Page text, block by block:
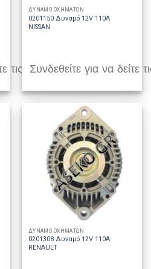
τις τιμές
ΔΥΝΑΜΟ ΟΧΗΜΑΤΩΝ
0201150 Δυναμό 12V 110A
NISSAN
Συνδεθείτε για να δείτε
ΔΥΝΑΜΟ ΟΧΗΜΑΤΩΝ
0201308 Δυναμό 12V 110A
RENAULT